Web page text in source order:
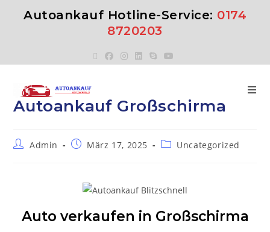
Autoankauf Hotline-Service: 0174
8720203
Autoankauf Großschirma
Admin März 17, 2025 Uncategorized
Auto verkaufen in Großschirma